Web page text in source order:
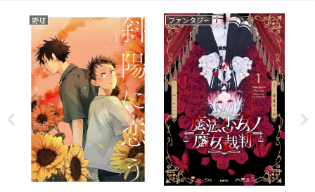
野球 ファンタジー